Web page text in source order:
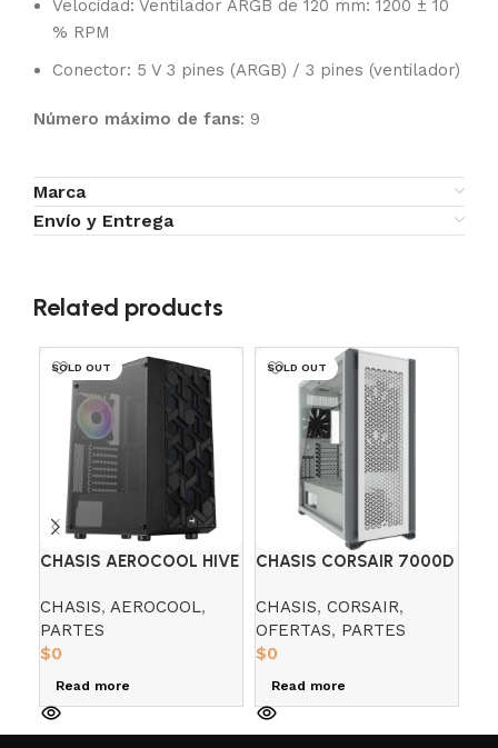
Velocidad: Ventilador ARGB de 120 mm: 1200 ± 10
% RPM
Conector: 5 V 3 pines (ARGB) / 3 pines (ventilador)
Número máximo de fans: 9
Marca
Envío y Entrega
Related products
SOLD OUT
CHASIS AEROCOOL HIVE
CHASIS, AEROCOOL,
PARTES
$0
Read more
SOLD OUT
CHASIS CORSAIR 7000D
CHASIS, CORSAIR,
OFERTAS, PARTES
$0
Read more